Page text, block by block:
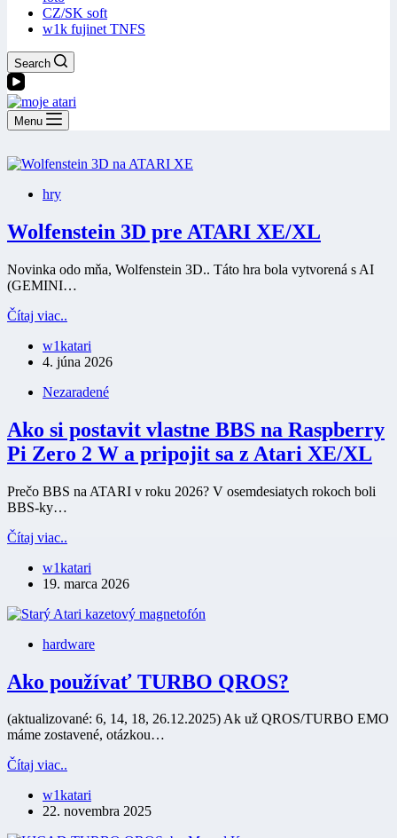
CZ/SK soft
w1k fujinet TNFS
Search
Menu
hry
Wolfenstein 3D pre ATARI XE/XL
Novinka odo mňa, Wolfenstein 3D.. Táto hra bola vytvorená s AI
(GEMINI…
Čítaj viac..
pre
ATARI
w1katari
4. júna 2026
Nezaradené
Ako si postavit vlastne BBS na Raspberry
Pi Zero 2 W a pripojit sa z Atari XE/XL
Prečo BBS na ATARI v roku 2026? V osemdesiatych rokoch boli
BBS-ky…
Čítaj viac..
postavit
vlastne
na
Pi
2
W
pripojit
sa
Atari
XE/XL
w1katari
19. marca 2026
hardware
Ako používať TURBO QROS?
(aktualizované: 6, 14, 18, 26.12.2025) Ak už QROS/TURBO EMO
máme zostavené, otázkou…
Čítaj viac..
TURBO
QROS?
w1katari
22. novembra 2025